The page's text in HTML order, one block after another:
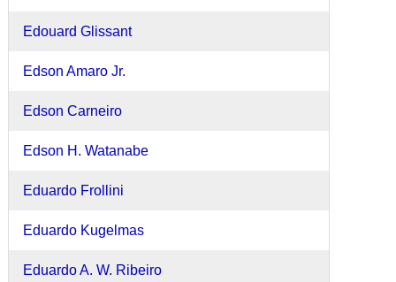
Edouard Glissant
Edson Amaro Jr.
Edson Carneiro
Edson H. Watanabe
Eduardo Frollini
Eduardo Kugelmas
Eduardo A. W. Ribeiro